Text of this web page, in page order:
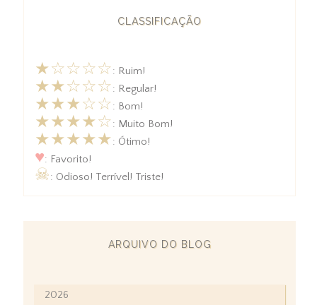
CLASSIFICAÇÃO
★☆☆☆☆: Ruim!
★★☆☆☆: Regular!
★★★☆☆: Bom!
★★★★☆: Muito Bom!
★★★★★: Ótimo!
♥: Favorito!
☠: Odioso! Terrível! Triste!
ARQUIVO DO BLOG
2026